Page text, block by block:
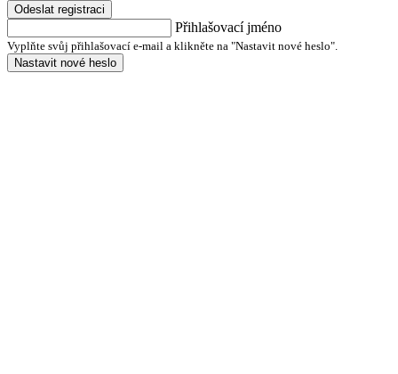
Odeslat registraci
Přihlašovací jméno
Vyplňte svůj přihlašovací e-mail a klikněte na "Nastavit nové heslo".
Nastavit nové heslo